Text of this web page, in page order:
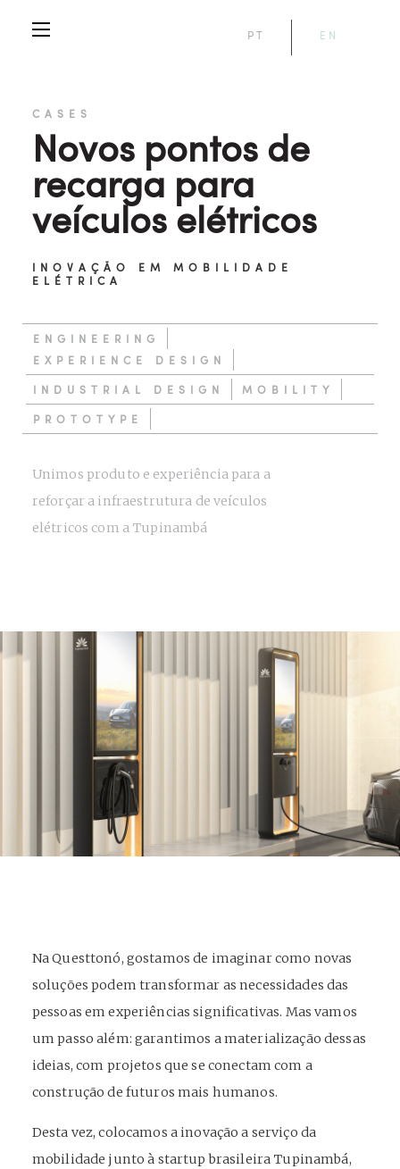
PT EN
CASES
Novos pontos de
recarga para
veículos elétricos
INOVAÇÃO EM MOBILIDADE
ELÉTRICA
ENGINEERING
EXPERIENCE DESIGN
INDUSTRIAL DESIGN MOBILITY
PROTOTYPE
Unimos produto e experiência para a
reforçar a infraestrutura de veículos
elétricos com a Tupinambá
Na Questtonó, gostamos de imaginar como novas
soluções podem transformar as necessidades das
pessoas em experiências significativas. Mas vamos
um passo além: garantimos a materialização dessas
ideias, com projetos que se conectam com a
construção de futuros mais humanos.
Desta vez, colocamos a inovação a serviço da
mobilidade junto à startup brasileira Tupinambá,